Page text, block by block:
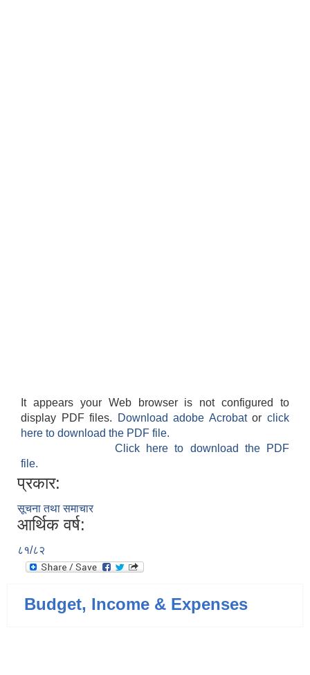
It appears your Web browser is not configured to
display PDF files.
Download adobe Acrobatorclick
here to download the PDF file.
Click here to download the PDF
file.
प्रकार:
सूचना तथा समाचार
आर्थिक वर्ष:
८१/८२
Budget, Income & Expenses